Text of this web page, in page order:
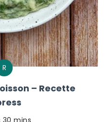
R
– Recette
30 mins